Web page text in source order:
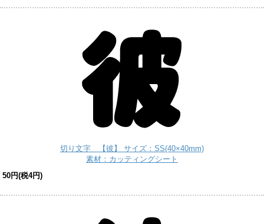
切り文字 【彼】 サイズ：SS(40×40mm)
素材：カッティングシート
50円(税4円)